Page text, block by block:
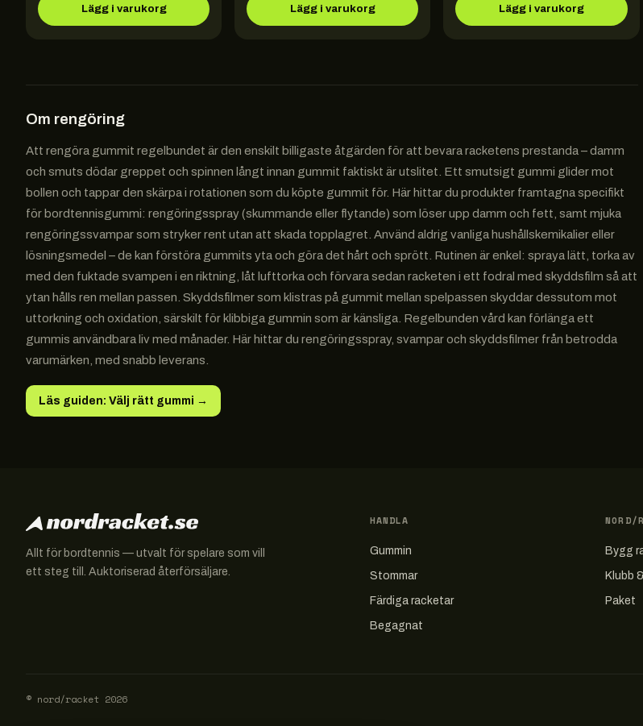
Lägg i varukorg Lägg i varukorg Lägg i varukorg
Om rengöring
Att rengöra gummit regelbundet är den enskilt billigaste åtgärden för att bevara racketens prestanda – damm
och smuts dödar greppet och spinnen långt innan gummit faktiskt är utslitet. Ett smutsigt gummi glider mot
bollen och tappar den skärpa i rotationen som du köpte gummit för. Här hittar du produkter framtagna specifikt
för bordtennisgummi: rengöringsspray (skummande eller flytande) som löser upp damm och fett, samt mjuka
rengöringssvampar som stryker rent utan att skada topplagret. Använd aldrig vanliga hushållskemikalier eller
lösningsmedel – de kan förstöra gummits yta och göra det hårt och sprött. Rutinen är enkel: spraya lätt, torka av
med den fuktade svampen i en riktning, låt lufttorka och förvara sedan racketen i ett fodral med skyddsfilm så att
ytan hålls ren mellan passen. Skyddsfilmer som klistras på gummit mellan spelpassen skyddar dessutom mot
uttorkning och oxidation, särskilt för klibbiga gummin som är känsliga. Regelbunden vård kan förlänga ett
gummis användbara liv med månader. Här hittar du rengöringsspray, svampar och skyddsfilmer från betrodda
varumärken, med snabb leverans.
Läs guiden: Välj rätt gummi →
Allt för bordtennis — utvalt för spelare som vill
ett steg till. Auktoriserad återförsäljare.
HANDLA
Gummin
Stommar
Färdiga racketar
Begagnat
NORD/
Bygg
Klubb
Paket
© nord/racket 2026